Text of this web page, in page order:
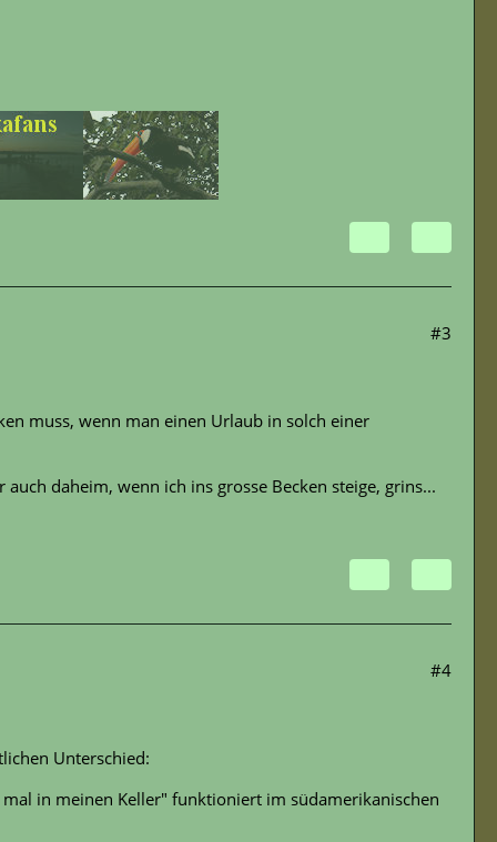
#3
muss, wenn man einen Urlaub in solch einer
daheim, wenn ich ins grosse Becken steige, grins...
#4
Unterschied:
in meinen Keller" funktioniert im südamerikanischen